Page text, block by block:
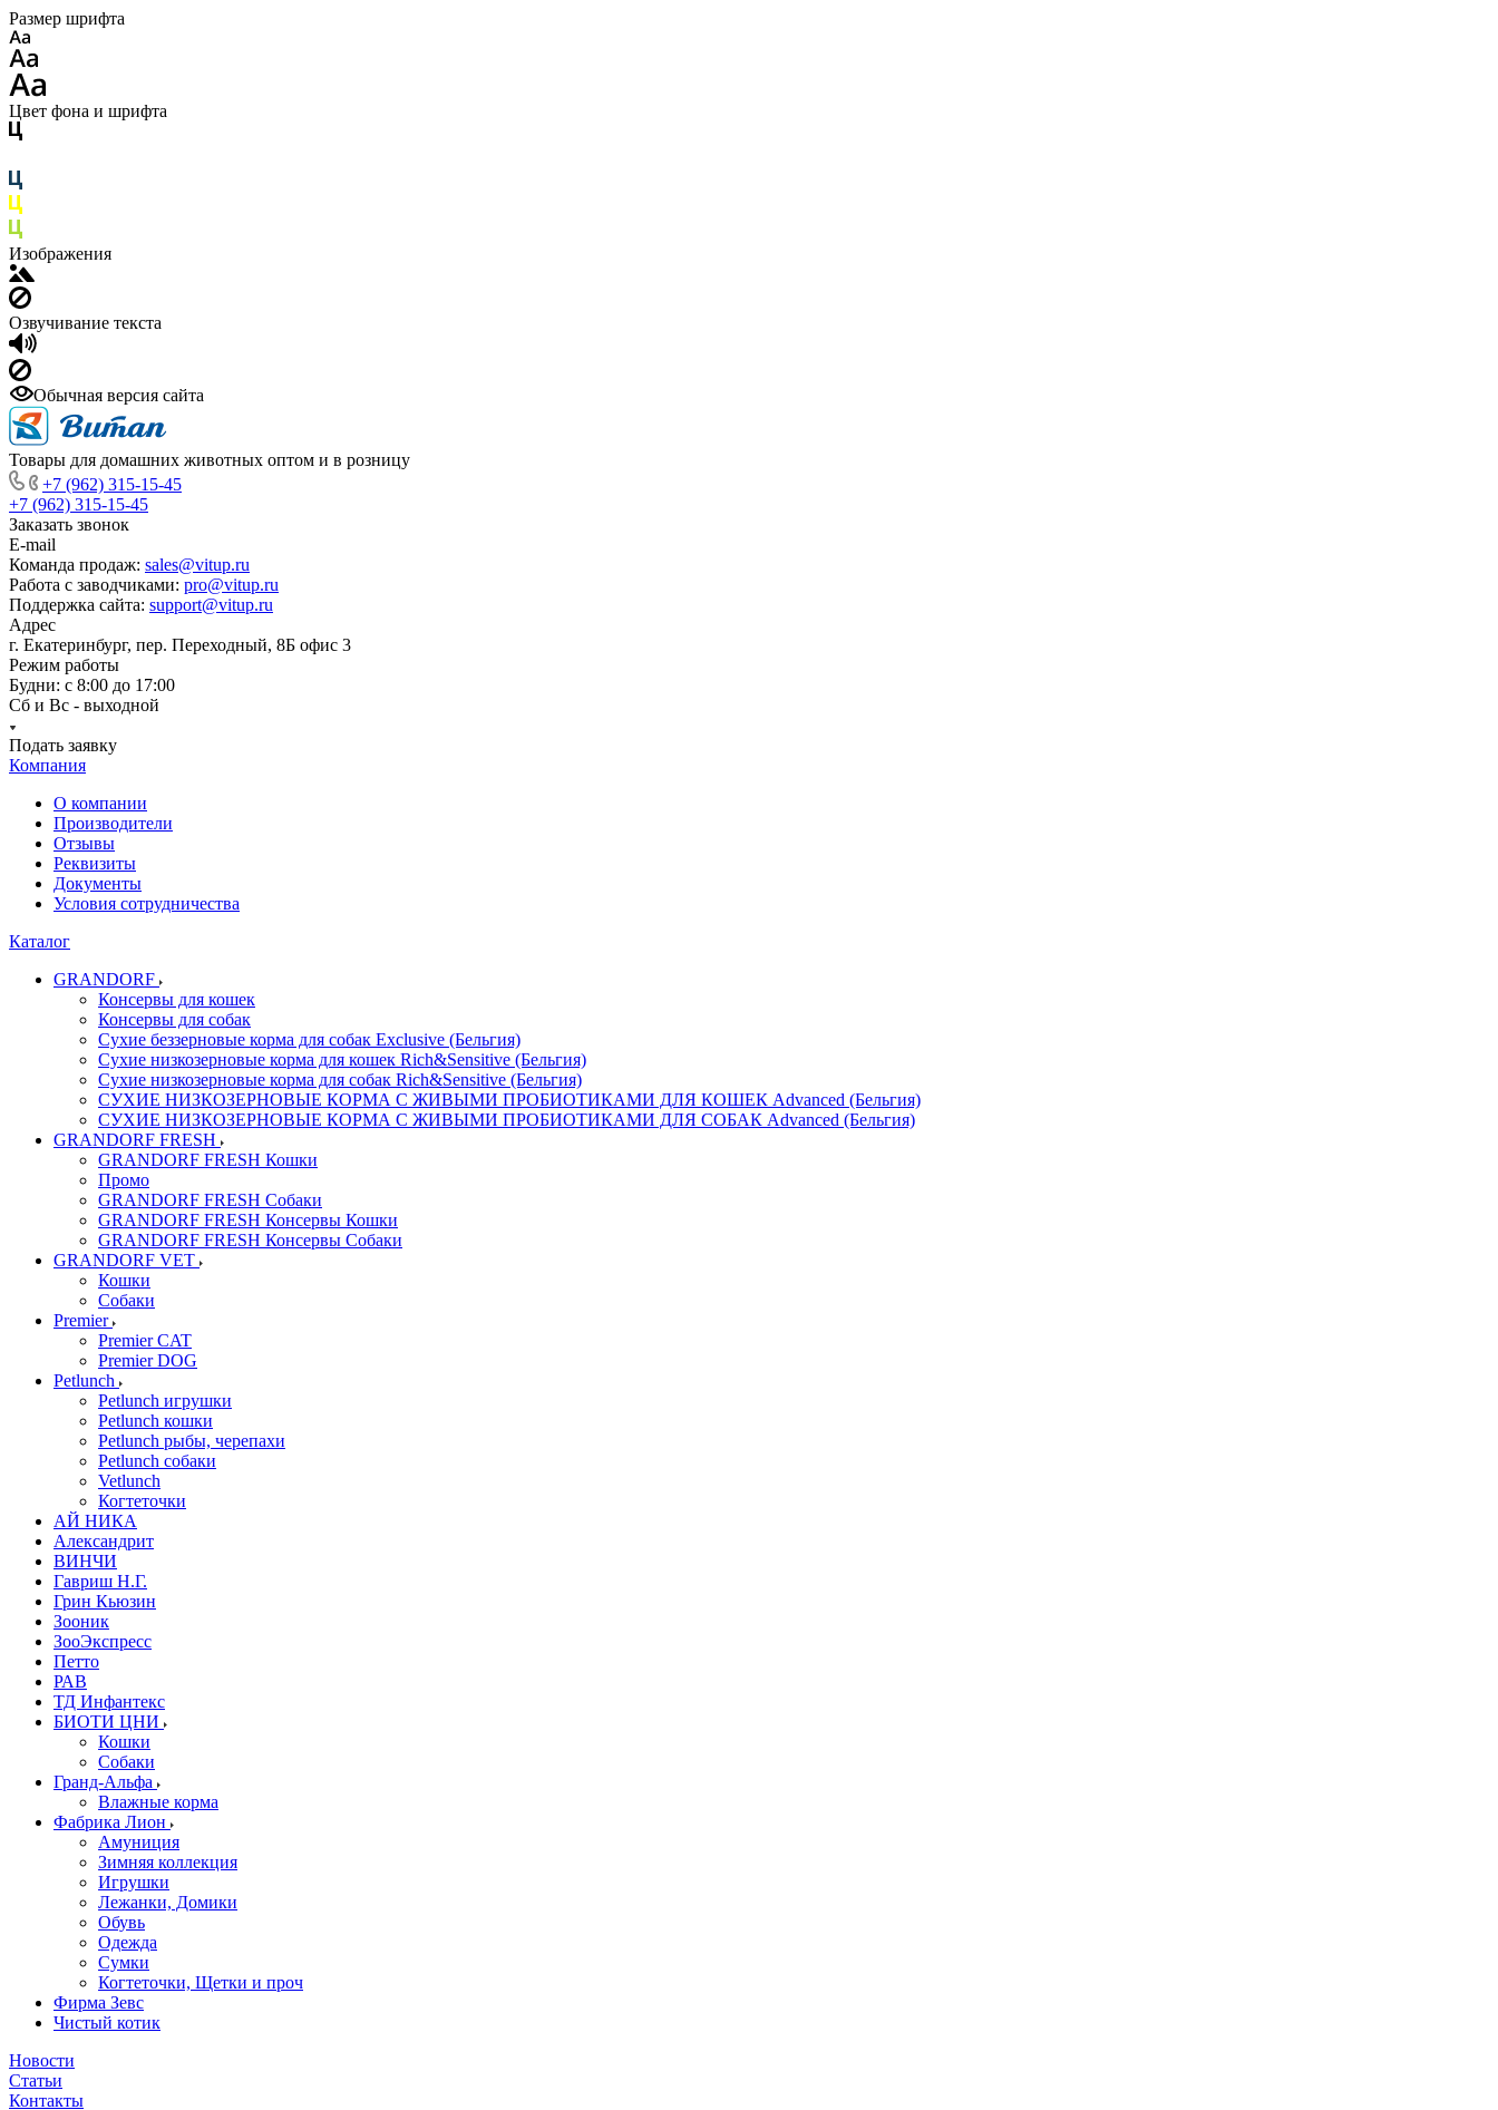
Размер шрифта
Цвет фона и шрифта
Изображения
Озвучивание текста
Обычная версия сайта
Товары для домашних животных оптом и в розницу
+7 (962) 315-15-45
+7 (962) 315-15-45
Заказать звонок
E-mail
Команда продаж: sales@vitup.ru
Работа с заводчиками: pro@vitup.ru
Поддержка сайта: support@vitup.ru
Адрес
г. Екатеринбург, пер. Переходный, 8Б офис 3
Режим работы
Будни: с 8:00 до 17:00
Сб и Вс - выходной
Подать заявку
Компания
О компании
Производители
Отзывы
Реквизиты
Документы
Условия сотрудничества
Каталог
GRANDORF
Консервы для кошек
Консервы для собак
Сухие беззерновые корма для собак Exclusive (Бельгия)
Сухие низкозерновые корма для кошек Rich&Sensitive (Бельгия)
Сухие низкозерновые корма для собак Rich&Sensitive (Бельгия)
СУХИЕ НИЗКОЗЕРНОВЫЕ КОРМА С ЖИВЫМИ ПРОБИОТИКАМИ ДЛЯ КОШЕК Advanced (Бельгия)
СУХИЕ НИЗКОЗЕРНОВЫЕ КОРМА С ЖИВЫМИ ПРОБИОТИКАМИ ДЛЯ СОБАК Advanced (Бельгия)
GRANDORF FRESH
GRANDORF FRESH Кошки
Промо
GRANDORF FRESH Собаки
GRANDORF FRESH Консервы Кошки
GRANDORF FRESH Консервы Собаки
GRANDORF VET
Кошки
Собаки
Premier
Premier CAT
Premier DOG
Petlunch
Petlunch игрушки
Petlunch кошки
Petlunch рыбы, черепахи
Petlunch собаки
Vetlunch
Когтеточки
АЙ НИКА
Александрит
ВИНЧИ
Гавриш Н.Г.
Грин Кьюзин
Зооник
ЗооЭкспресс
Петто
РАВ
ТД Инфантекс
БИОТИ ЦНИ
Кошки
Собаки
Гранд-Альфа
Влажные корма
Фабрика Лион
Амуниция
Зимняя коллекция
Игрушки
Лежанки, Домики
Обувь
Одежда
Сумки
Когтеточки, Щетки и проч
Фирма Зевс
Чистый котик
Новости
Статьи
Контакты